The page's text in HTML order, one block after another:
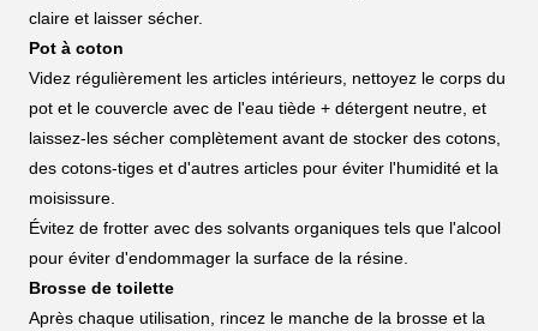
claire et laisser sécher.
Pot à coton
Videz régulièrement les articles intérieurs, nettoyez le corps du
pot et le couvercle avec de l'eau tiède + détergent neutre, et
laissez-les sécher complètement avant de stocker des cotons,
des cotons-tiges et d'autres articles pour éviter l'humidité et la
moisissure.
Évitez de frotter avec des solvants organiques tels que l'alcool
pour éviter d'endommager la surface de la résine.
Brosse de toilette
Après chaque utilisation, rincez le manche de la brosse et la